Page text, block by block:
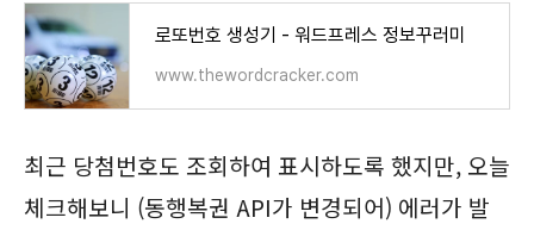
로또번호 생성기 - 워드프레스 정보꾸러미
www.thewordcracker.com
최근 당첨번호도 조회하여 표시하도록 했지만, 오늘
체크해보니 (동행복권 API가 변경되어) 에러가 발